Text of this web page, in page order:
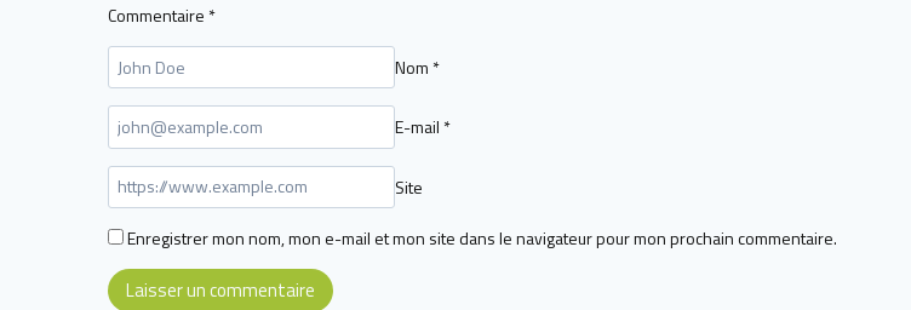
Commentaire *
Nom *
E-mail *
Site
Enregistrer mon nom, mon e-mail et mon site dans le navigateur pour mon prochain commentaire.